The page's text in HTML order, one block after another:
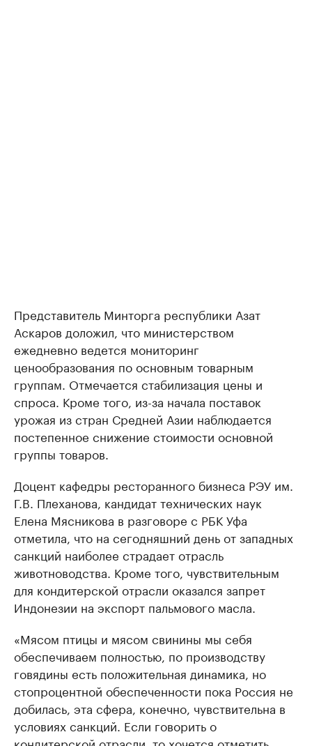
Представитель Минторга республики Азат
Аскаров доложил, что министерством
ежедневно ведется мониторинг
ценообразования по основным товарным
группам. Отмечается стабилизация цены и
спроса. Кроме того, из-за начала поставок
урожая из стран Средней Азии наблюдается
постепенное снижение стоимости основной
группы товаров.
Доцент кафедры ресторанного бизнеса РЭУ им.
Г.В. Плеханова, кандидат технических наук
Елена Мясникова в разговоре с РБК Уфа
отметила, что на сегодняшний день от западных
санкций наиболее страдает отрасль
животноводства. Кроме того, чувствительным
для кондитерской отрасли оказался запрет
Индонезии на экспорт пальмового масла.
«Мясом птицы и мясом свинины мы себя
обеспечиваем полностью, по производству
говядины есть положительная динамика, но
стопроцентной обеспеченности пока Россия не
добилась, эта сфера, конечно, чувствительна в
условиях санкций. Если говорить о